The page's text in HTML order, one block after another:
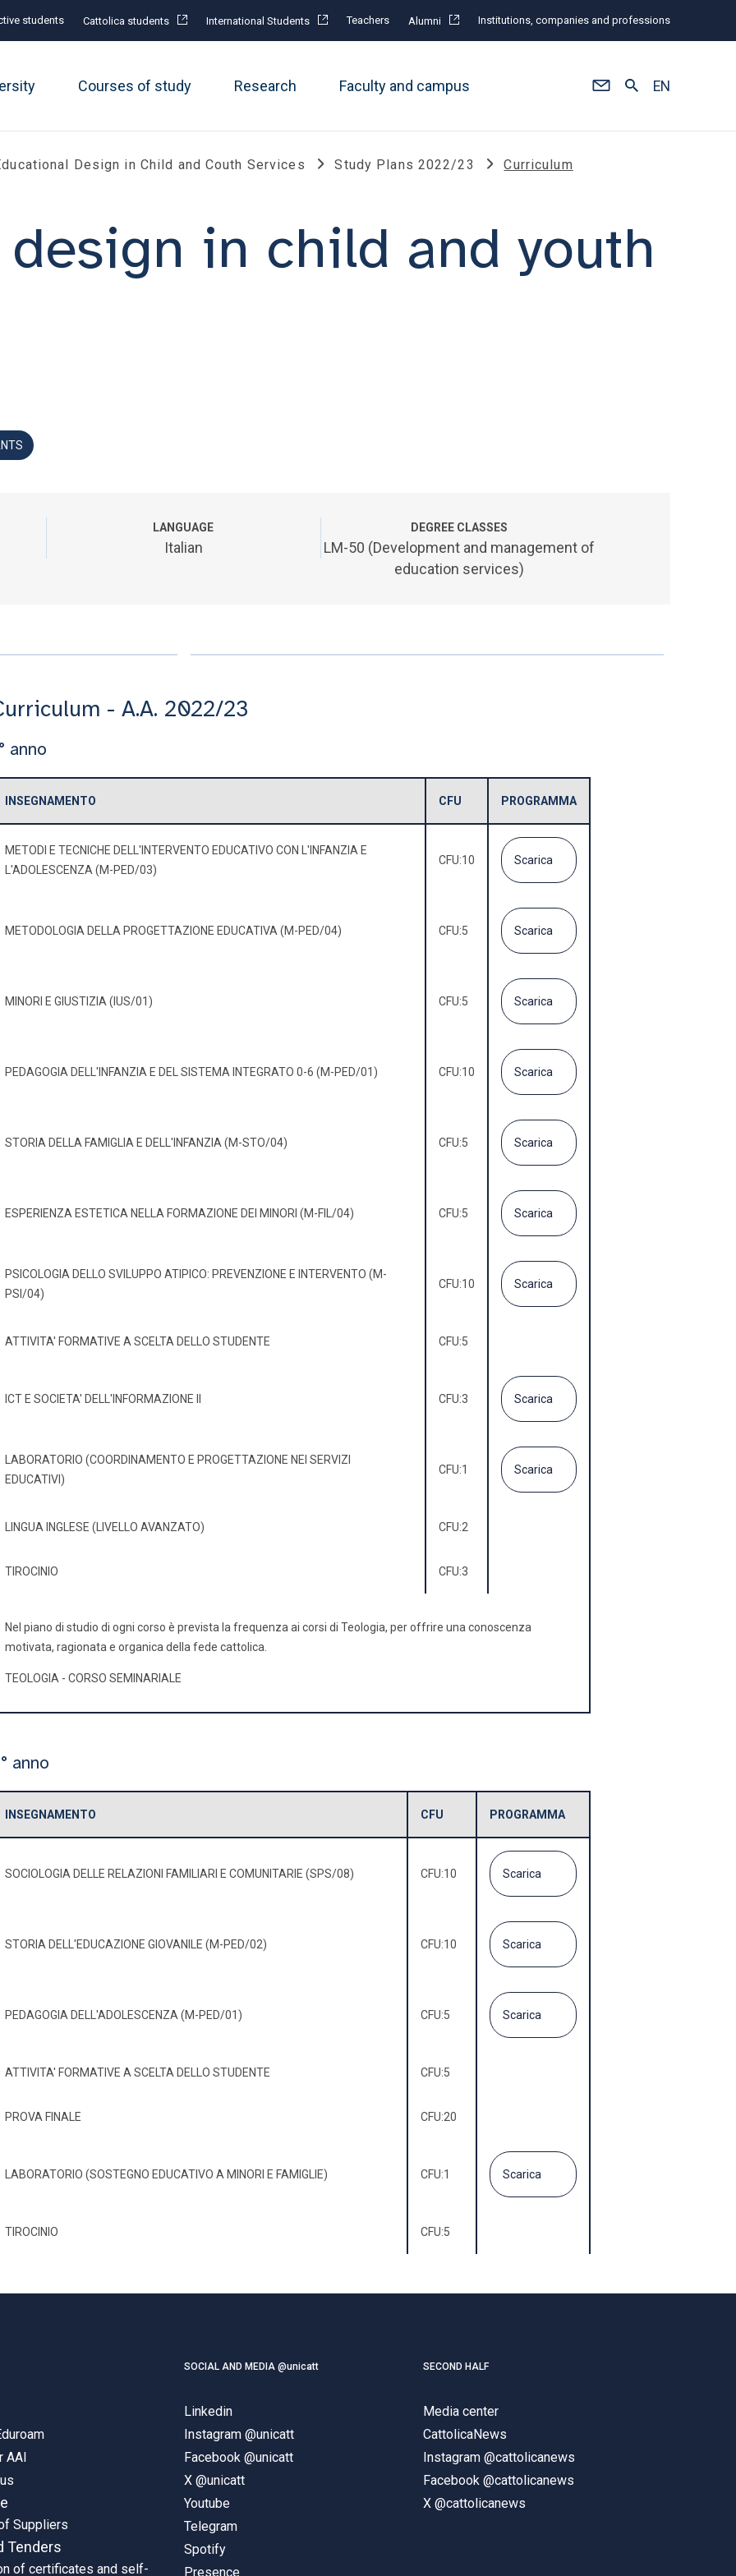
students Cattolica students International Students Teachers Alumni Institutions, companies and professions
Courses of study Research Faculty and campus EN
Design in Child and Couth Services Study Plans 2022/23 Curriculum
in child and youth
LANGUAGE
Italian
DEGREE CLASSES
LM-50 (Development and management of
education services)
- A.A. 2022/23
anno
INSEGNAMENTO CFU PROGRAMMA
Nel piano di studio di ogni corso è prevista la frequenza ai corsi di Teologia, per offrire una conoscenza
motivata, ragionata e organica della fede cattolica.
TEOLOGIA - CORSO SEMINARIALE
METODI E TECNICHE DELL'INTERVENTO EDUCATIVO CON L'INFANZIA E
L'ADOLESCENZA (M-PED/03)
CFU:10 Scarica
METODOLOGIA DELLA PROGETTAZIONE EDUCATIVA (M-PED/04) CFU:5 Scarica
MINORI E GIUSTIZIA (IUS/01) CFU:5 Scarica
PEDAGOGIA DELL'INFANZIA E DEL SISTEMA INTEGRATO 0-6 (M-PED/01) CFU:10 Scarica
STORIA DELLA FAMIGLIA E DELL'INFANZIA (M-STO/04) CFU:5 Scarica
ESPERIENZA ESTETICA NELLA FORMAZIONE DEI MINORI (M-FIL/04) CFU:5 Scarica
PSICOLOGIA DELLO SVILUPPO ATIPICO: PREVENZIONE E INTERVENTO (M-
PSI/04)
CFU:10 Scarica
ATTIVITA' FORMATIVE A SCELTA DELLO STUDENTE CFU:5
ICT E SOCIETA' DELL'INFORMAZIONE II CFU:3 Scarica
LABORATORIO (COORDINAMENTO E PROGETTAZIONE NEI SERVIZI
EDUCATIVI)
CFU:1 Scarica
LINGUA INGLESE (LIVELLO AVANZATO) CFU:2
TIROCINIO CFU:3
anno
INSEGNAMENTO CFU PROGRAMMA
SOCIOLOGIA DELLE RELAZIONI FAMILIARI E COMUNITARIE (SPS/08) CFU:10 Scarica
STORIA DELL'EDUCAZIONE GIOVANILE (M-PED/02) CFU:10 Scarica
PEDAGOGIA DELL'ADOLESCENZA (M-PED/01) CFU:5 Scarica
ATTIVITA' FORMATIVE A SCELTA DELLO STUDENTE CFU:5
PROVA FINALE CFU:20
LABORATORIO (SOSTEGNO EDUCATIVO A MINORI E FAMIGLIE) CFU:1 Scarica
TIROCINIO CFU:5
AAI
Suppliers
Tenders
of certificates and self-
SOCIAL AND MEDIA @unicatt
Linkedin
Instagram @unicatt
Facebook @unicatt
X @unicatt
Youtube
Telegram
Spotify
Presence
SECOND HALF
Media center
CattolicaNews
Instagram @cattolicanews
Facebook @cattolicanews
X @cattolicanews